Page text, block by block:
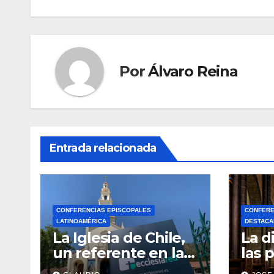
entradas
PorÁlvaro Reina
Entrada relacionada
CONFERENCIAS EPISCOPALES
LATINOAMÉRICA
La Iglesia de Chile,
un referente en la
transformación
La
las